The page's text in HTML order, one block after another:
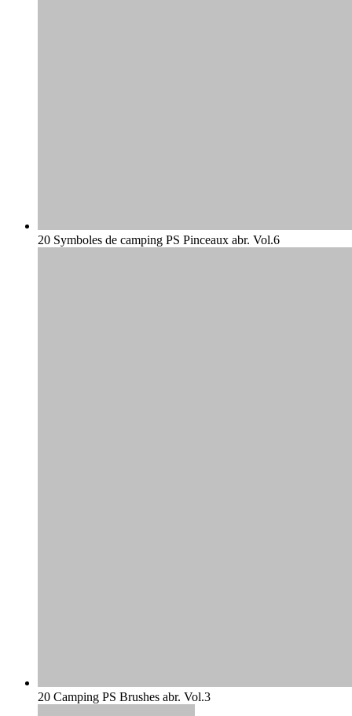
20 Symboles de camping PS Pinceaux abr. Vol.6
20 Camping PS Brushes abr. Vol.3